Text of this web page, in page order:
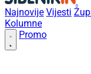
Najnovije Vijesti
Kolumne
Promo